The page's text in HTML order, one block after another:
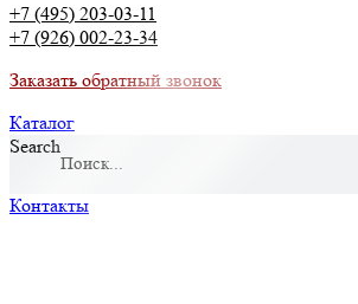
+7 (495) 203-03-11
+7 (926) 002-23-34
Заказать обратный звонок
Каталог
Search
Контакты